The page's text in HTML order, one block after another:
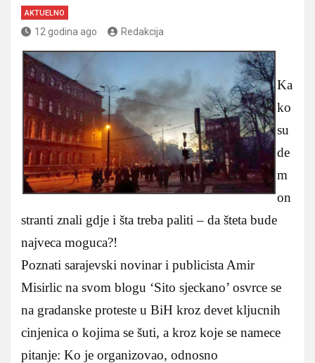
AKTUELNO
12 godina ago Redakcija
Ka
ko
su
de
m
on
stranti znali gdje i šta treba paliti – da šteta bude
najveca moguca?!
Poznati sarajevski novinar i publicista Amir
Misirlic na svom blogu ‘Sito sjeckano’ osvrce se
na gradanske proteste u BiH kroz devet kljucnih
cinjenica o kojima se šuti, a kroz koje se namece
pitanje: Ko je organizovao, odnosno